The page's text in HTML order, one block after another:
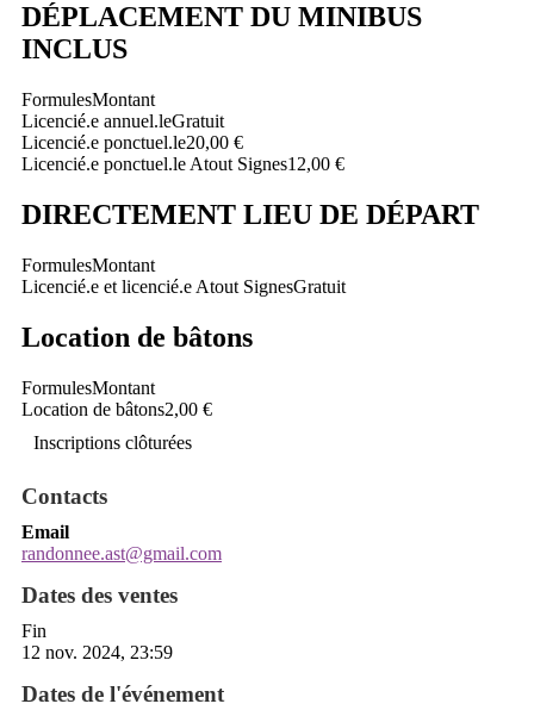
DÉPLACEMENT DU MINIBUS
INCLUS
FormulesMontant
Licencié.e annuel.leGratuit
Licencié.e ponctuel.le20,00 €
Licencié.e ponctuel.le Atout Signes12,00 €
DIRECTEMENT LIEU DE DÉPART
FormulesMontant
Licencié.e et licencié.e Atout SignesGratuit
Location de bâtons
FormulesMontant
Location de bâtons2,00 €
Inscriptions clôturées
Contacts
Email
randonnee.ast@gmail.com
Dates des ventes
Fin
12 nov. 2024, 23:59
Dates de l'événement